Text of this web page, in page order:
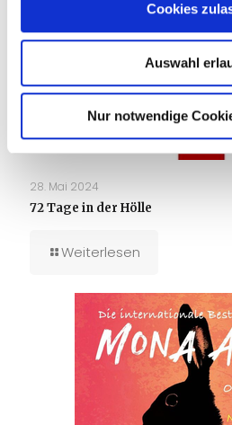
Cookies
Auswahl
Nur notwendige
28. Mai 2024
72 Tage in der Hölle
Weiterlesen